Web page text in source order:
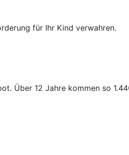
für Ihr Kind verwahren.
Über 12 Jahre kommen so